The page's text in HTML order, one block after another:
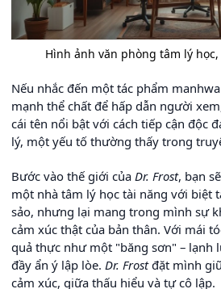
Hình ảnh văn phòng tâm lý
Nếu nhắc đến một tác phẩm
mạnh thể chất để hấp dẫn người
cái tên nổi bật với cách tiếp cận độc
lý, một yếu tố thường thấy trong
Bước vào thế giới của Dr. Frost, bạn
một nhà tâm lý học tài năng với biệt
sảo, nhưng lại mang trong mình sự
cảm xúc thật của bản thân. Với mái
quả thực như một "băng sơn" – lạnh
đầy ẩn ý lập lòe. Dr. Frostđặt mình
cảm xúc, giữa thấu hiểu và tự cô lập.